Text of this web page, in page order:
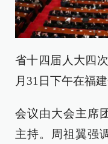
省十四届人大四
月31日下午在福建
会议由大会主席
主持。周祖翼强